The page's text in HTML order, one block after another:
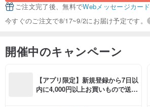
ご注文完了後、無料でWebメッセージカード
今すぐのご注文で8/17~9/2にお届け予定です。
開催中のキャンペーン
【アプリ限定】新規登録から7日以
内に4,000円以上お買いもので送料